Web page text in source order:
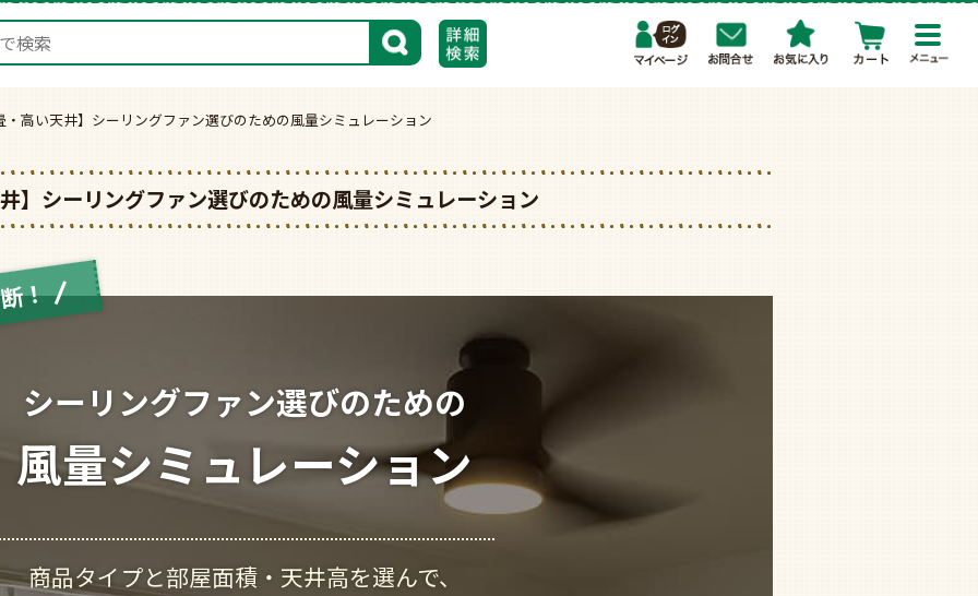
検索
・高い天井】シーリングファン選びのための風量シミュレーション
】シーリングファン選びのための風量シミュレーション
！
シーリングファン選びのための
風量シミュレーション
商品タイプと部屋面積・天井高を選んで、